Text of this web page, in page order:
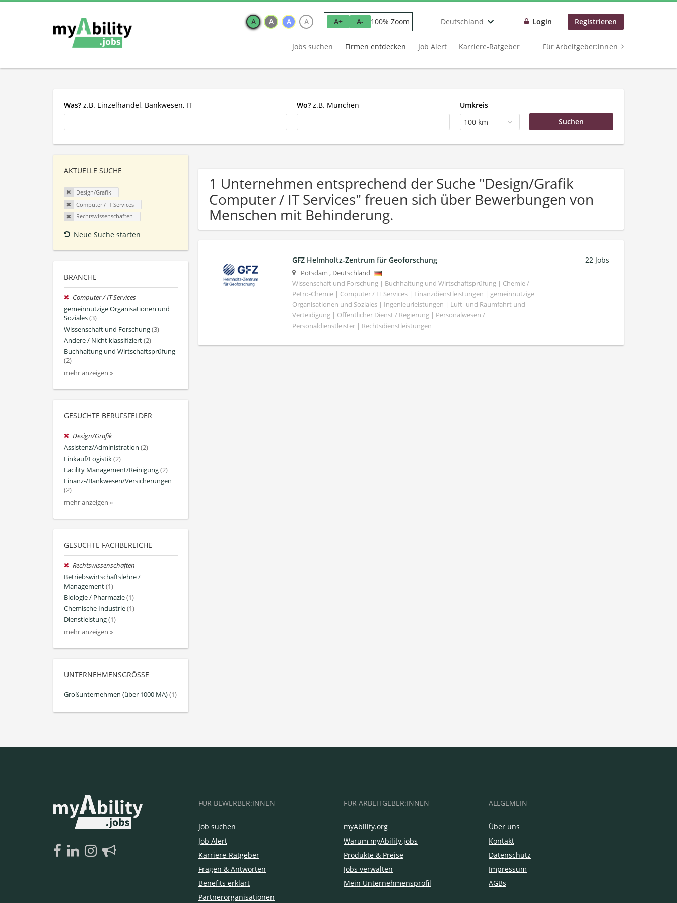
A A A A A+ A- 100% Zoom Deutschland Login Registrieren
Jobs suchen Firmen entdecken Job Alert Karriere-Ratgeber Für Arbeitgeber:innen
Was? z.B. Einzelhandel, Bankwesen, IT Wo? z.B. München
Umkreis
100 km
AKTUELLE SUCHE
Design/Grafik
Computer / IT Services
Rechtswissenschaften
Neue Suche starten
BRANCHE
Computer / IT Services
gemeinnützige Organisationen und
Soziales(3)
Wissenschaft und Forschung(3)
Andere / Nicht klassifiziert(2)
Buchhaltung und Wirtschaftsprüfung
(2)
mehr anzeigen »
GESUCHTE BERUFSFELDER
Design/Grafik
Assistenz/Administration (2)
Einkauf/Logistik(2)
Facility Management/Reinigung(2)
Finanz-/Bankwesen/Versicherungen
(2)
mehr anzeigen »
GESUCHTE FACHBEREICHE
Rechtswissenschaften
Betriebswirtschaftslehre /
Management(1)
Biologie / Pharmazie(1)
Chemische Industrie(1)
Dienstleistung(1)
mehr anzeigen »
UNTERNEHMENSGRÖSSE
Großunternehmen (über 1000 MA)(1)
1 Unternehmen entsprechend der Suche "Design/Grafik
Computer / IT Services" freuen sich über Bewerbungen von
Menschen mit Behinderung.
GFZ Helmholtz-Zentrum für Geoforschung
Potsdam , Deutschland
Wissenschaft und Forschung | Buchhaltung und Wirtschaftsprüfung | Chemie /
Petro-Chemie | Computer / IT Services | Finanzdienstleistungen | gemeinnützige
Organisationen und Soziales | Ingenieurleistungen | Luft- und Raumfahrt und
Verteidigung | Öffentlicher Dienst / Regierung | Personalwesen /
Personaldienstleister | Rechtsdienstleistungen
22 Jobs
FÜR BEWERBER:INNEN
Job suchen
Job Alert
Karriere-Ratgeber
Fragen & Antworten
Benefits erklärt
Partnerorganisationen
FÜR ARBEITGEBER:INNEN
myAbility.org
Warum myAbility.jobs
Produkte & Preise
Jobs verwalten
Mein Unternehmensprofil
ALLGEMEIN
Über uns
Kontakt
Datenschutz
Impressum
AGBs